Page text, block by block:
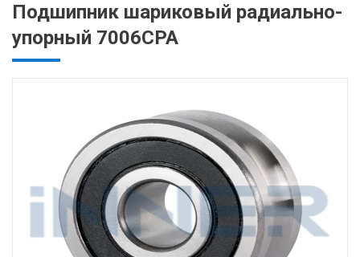
Подшипник шариковый радиально-
упорный 7006CPA